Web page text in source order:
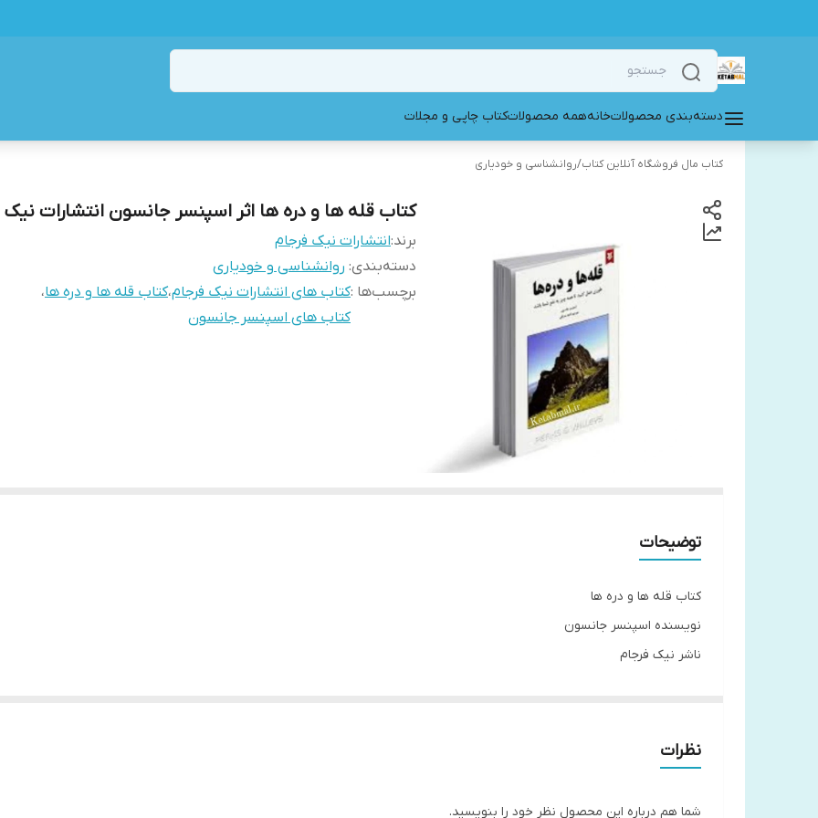
دسته‌بندی محصولاتخانههمه محصولاتکتاب چاپی و مجلات
کتاب مال فروشگاه آنلاین کتاب/روانشناسی و خودیاری
کتاب قله ها و دره ها اثر اسپنسر جانسون انتشارات نیک
برند:انتشارات نیک فرجام
دسته‌بندی: روانشناسی و خودیاری
برچسب‌ها :کتاب های انتشارات نیک فرجام،کتاب قله ها و دره ها،
کتاب های اسپنسر جانسون
توضیحات
کتاب قله ها و دره ها
نویسنده اسپنسر جانسون
ناشر نیک فرجام
نظرات
شما هم درباره این محصول نظر خود را بنویسید.